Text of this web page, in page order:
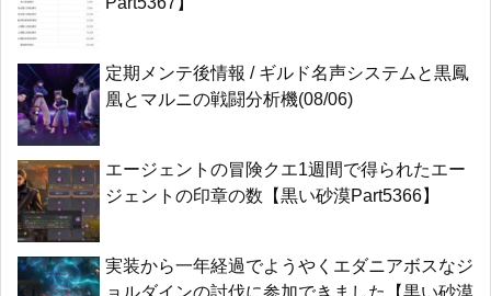
定期メンテ後情報 / ギルド名声システムと黒鳳
凰とマルニの戦闘分析機(08/06)
エージェントの冒険クエ1週間で得られたエー
ジェントの印章の数【黒い砂漠Part5366】
実装から一年経過でようやくエダニアボスなジ